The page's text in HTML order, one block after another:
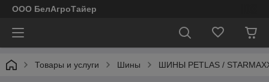
ООО БелАгроТайер
Товары и услуги Шины ШИНЫ PETLAS /